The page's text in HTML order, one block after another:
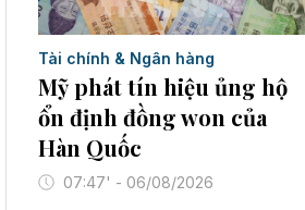
Tài chính & Ngân hàng
Mỹ phát tín hiệu ủng hộ
ổn định đồng won của
Hàn Quốc
07:47' - 06/08/2026